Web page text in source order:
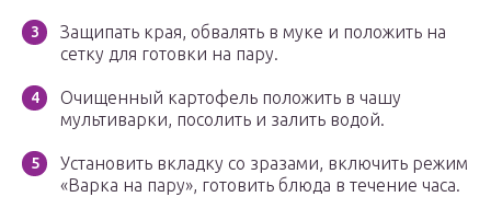
Защипать края, обвалять в муке и положить на
сетку для готовки на пару.
Очищенный картофель положить в чашу
мультиварки, посолить и залить водой.
Установить вкладку со зразами, включить режим
«Варка на пару», готовить блюда в течение часа.